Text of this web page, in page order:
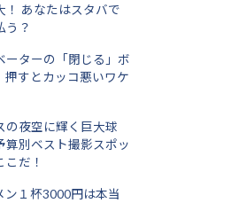
！ あなたはスタバで
う？
ーターの「閉じる」ボ
押すとカッコ悪いワケ
の夜空に輝く巨大球
算別ベスト撮影スポッ
こだ！
ン１杯3000円は本当